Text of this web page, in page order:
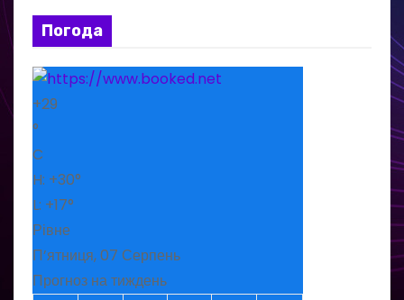
Погода
+29
°
C
H: +30°
L: +17°
Рівне
П’ятниця, 07 Серпень
Прогноз на тиждень